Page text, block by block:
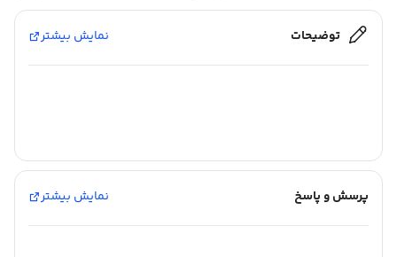
توضیحات نمایش بیشتر
پرسش و پاسخ نمایش بیشتر